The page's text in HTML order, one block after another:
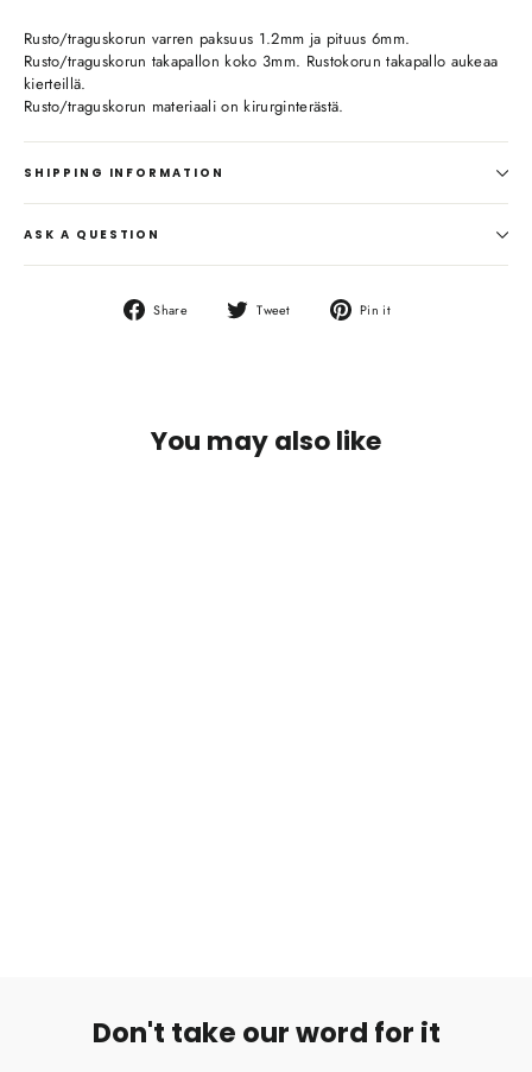
Rusto/traguskorun varren paksuus 1.2mm ja pituus 6mm.
Rusto/traguskorun takapallon koko 3mm. Rustokorun takapallo aukeaa
kierteillä.
Rusto/traguskorun materiaali on kirurginterästä.
SHIPPING INFORMATION
ASK A QUESTION
Share
Share
Tweet
Tweet
Pin it
You may also like
Don't take our word for it